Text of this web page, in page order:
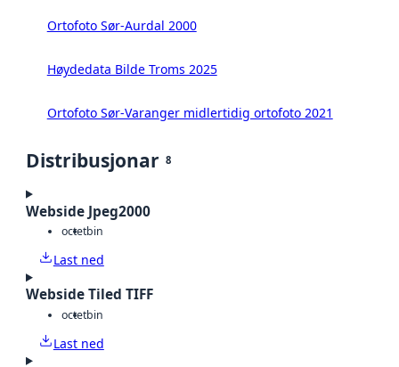
Ortofoto Sør-Aurdal 2000
Høydedata Bilde Troms 2025
Ortofoto Sør-Varanger midlertidig ortofoto 2021
Distribusjonar 8
Webside Jpeg2000
octetbin
Last ned
Webside Tiled TIFF
octetbin
Last ned